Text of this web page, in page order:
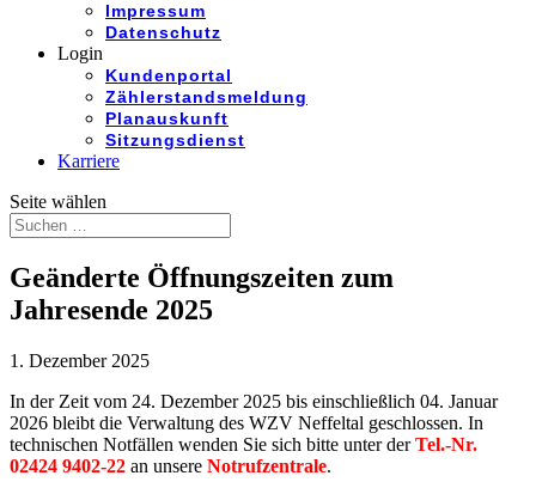
Impressum
Datenschutz
Login
Kundenportal
Zählerstandsmeldung
Planauskunft
Sitzungsdienst
Karriere
Seite wählen
Geänderte Öffnungszeiten zum
Jahresende 2025
1. Dezember 2025
In der Zeit vom 24. Dezember 2025 bis einschließlich 04. Januar
2026 bleibt die Verwaltung des WZV Neffeltal geschlossen. In
technischen Notfällen wenden Sie sich bitte unter derTel.-Nr.
02424 9402-22 an unsere Notrufzentrale.